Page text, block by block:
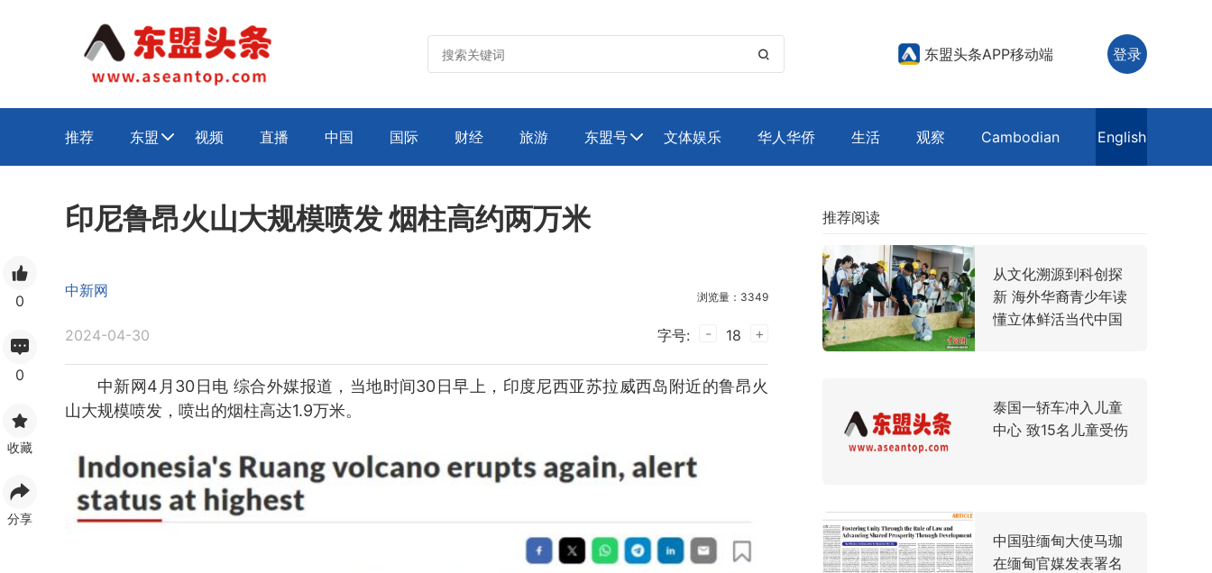
 东盟头条APP移动端 登录
推荐 东盟  视频 直播 中国 国际 财经 旅游 东盟号 文体娱乐 华人华侨 生活 观察 Cambodian English
0
0
收藏
分享
印尼鲁昂火山大规模喷发 烟柱高约两万米
中新网 浏览量：3349
2024-04-30 字号: - 18 +
中新网4月30日电 综合外媒报道，当地时间30日早上，印度尼西亚苏拉威西岛附近的鲁昂火
山大规模喷发，喷出的烟柱高达1.9万米。
推荐阅读
从文化溯源到科创探
新 海外华裔青少年读
懂立体鲜活当代中国
泰国一轿车冲入儿童
中心 致15名儿童受伤
中国驻缅甸大使马珈
在缅甸官媒发表署名